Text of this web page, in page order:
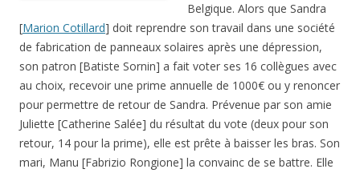
Belgique. Alors que Sandra
[Marion Cotillard] doit reprendre son travail dans une société
de fabrication de panneaux solaires après une dépression,
son patron [Batiste Sornin] a fait voter ses 16 collègues avec
au choix, recevoir une prime annuelle de 1000€ ou y renoncer
pour permettre de retour de Sandra. Prévenue par son amie
Juliette [Catherine Salée] du résultat du vote (deux pour son
retour, 14 pour la prime), elle est prête à baisser les bras. Son
mari, Manu [Fabrizio Rongione] la convainc de se battre. Elle